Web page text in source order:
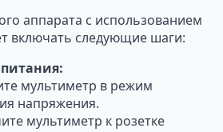
аппарата с использованием
включать следующие шаги:
мультиметр в режим
напряжения.
мультиметр к розетке